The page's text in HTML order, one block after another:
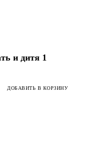
и дитя 1
ДОБАВИТЬ В КОРЗИНУ